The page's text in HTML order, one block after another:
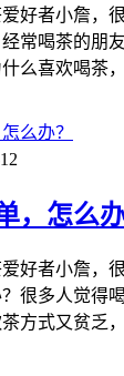
好者小詹，
常喝茶的朋
么喜欢喝茶
，怎么办
好者小詹，
很多人觉得
方式又贫乏